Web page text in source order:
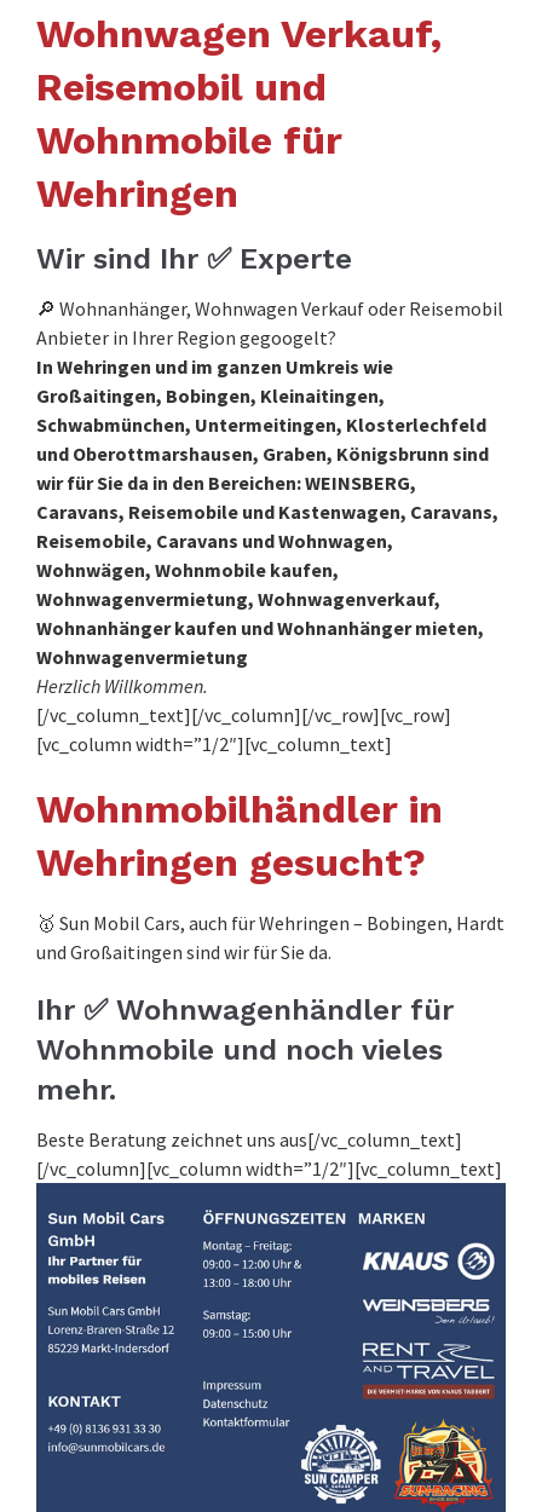
Wohnwagen Verkauf,
Reisemobil und
Wohnmobile für
Wehringen
Wir sind Ihr ✅ Experte
🔎 Wohnanhänger, Wohnwagen Verkauf oder Reisemobil
Anbieter in Ihrer Region gegoogelt?
In Wehringen und im ganzen Umkreis wie
Großaitingen, Bobingen, Kleinaitingen,
Schwabmünchen, Untermeitingen, Klosterlechfeld
und Oberottmarshausen, Graben, Königsbrunn sind
wir für Sie da in den Bereichen: WEINSBERG,
Caravans, Reisemobile und Kastenwagen, Caravans,
Reisemobile, Caravans und Wohnwagen,
Wohnwägen, Wohnmobile kaufen,
Wohnwagenvermietung, Wohnwagenverkauf,
Wohnanhänger kaufen und Wohnanhänger mieten,
Wohnwagenvermietung
Herzlich Willkommen.
[/vc_column_text][/vc_column][/vc_row][vc_row]
[vc_column width=”1/2″][vc_column_text]
Wohnmobilhändler in
Wehringen gesucht?
🥇 Sun Mobil Cars, auch für Wehringen – Bobingen, Hardt
und Großaitingen sind wir für Sie da.
Ihr ✅ Wohnwagenhändler für
Wohnmobile und noch vieles
mehr.
Beste Beratung zeichnet uns aus[/vc_column_text]
[/vc_column][vc_column width=”1/2″][vc_column_text]